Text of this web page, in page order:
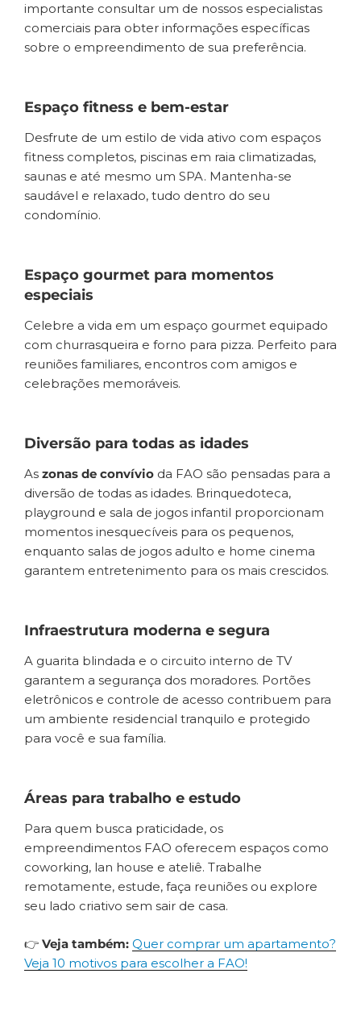
importante consultar um de nossos especialistas
comerciais para obter informações específicas
sobre o empreendimento de sua preferência.
Espaço fitness e bem-estar
Desfrute de um estilo de vida ativo com espaços
fitness completos, piscinas em raia climatizadas,
saunas e até mesmo um SPA. Mantenha-se
saudável e relaxado, tudo dentro do seu
condomínio.
Espaço gourmet para momentos
especiais
Celebre a vida em um espaço gourmet equipado
com churrasqueira e forno para pizza. Perfeito para
reuniões familiares, encontros com amigos e
celebrações memoráveis.
Diversão para todas as idades
As zonas de convívio da FAO são pensadas para a
diversão de todas as idades. Brinquedoteca,
playground e sala de jogos infantil proporcionam
momentos inesquecíveis para os pequenos,
enquanto salas de jogos adulto e home cinema
garantem entretenimento para os mais crescidos.
Infraestrutura moderna e segura
A guarita blindada e o circuito interno de TV
garantem a segurança dos moradores. Portões
eletrônicos e controle de acesso contribuem para
um ambiente residencial tranquilo e protegido
para você e sua família.
Áreas para trabalho e estudo
Para quem busca praticidade, os
empreendimentos FAO oferecem espaços como
coworking, lan house e ateliê. Trabalhe
remotamente, estude, faça reuniões ou explore
seu lado criativo sem sair de casa.
👉 Veja também: Quer comprar um apartamento?
Veja 10 motivos para escolher a FAO!